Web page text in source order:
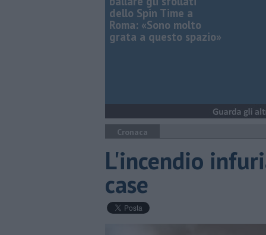
dello Spin Time a
Roma: «Sono molto
grata a questo spazio»
Cronaca
L'incendio
case